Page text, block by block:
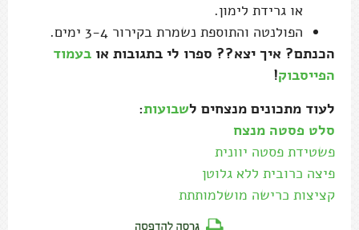
או גרידת לימון.
הפולנטה והתוספת נשמרת בקירור 3-4 ימים.
הכנתם? איך יצא?? ספרו לי בתגובות או בעמוד
הפייסבוק!
לעוד מתכונים מנצחים לשבועות:
סלט פסטה מנצח
פשטידת פסטה יוונית
פיצה כרובית ללא גלוטן
קציצות כרישה מושלמותתת